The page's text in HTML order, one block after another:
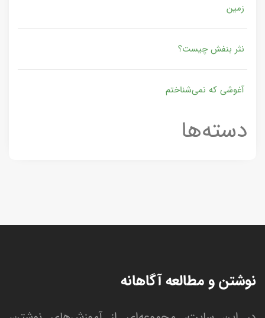
زمین
نثر بنفش چیست؟
آغوشی که نمی‌شناختم
دسته‌ها
نوشتن و مطالعه آگاهانه